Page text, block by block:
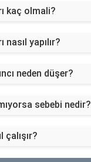
kaç olmali?
nasıl yapılır?
neden düşer?
sebebi nedir?
çalışır?